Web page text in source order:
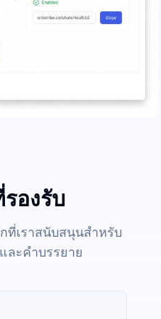
องรับ
ที่เราสนับสนุนสำหรับ
ละคำบรรยาย